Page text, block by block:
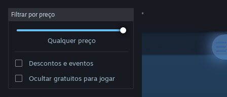
Iniciar sessão
Filtrar por preço
Qualquer preço
Descontos e eventos
Ocultar gratuitos para jogar
Distribuidora: Hazy mist Studio